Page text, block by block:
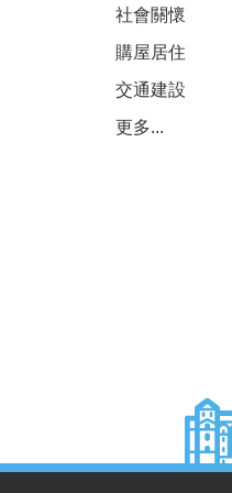
社會關懷
購屋居住
交通建設
更多...